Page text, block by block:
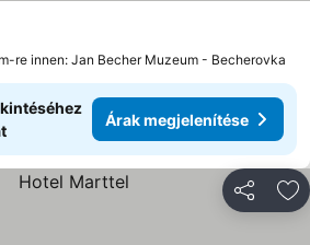
re innen: Jan Becher Muzeum - Becherovka
Árak megjelenítése